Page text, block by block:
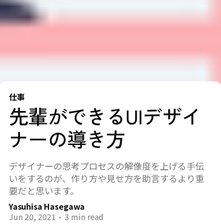
仕事
先輩ができるUIデザイ
ナーの導き方
デザイナーの思考プロセスの解像度を上げる手伝
いをするのが、作り方や見せ方を助言するより重
要だと思います。
Yasuhisa Hasegawa
Jun 20, 2021 • 3 min read